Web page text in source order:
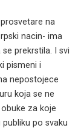
na
nacin- ima
prekrstila. I svi
pismeni i
nepostojece
koja se ne
za koje
po svaku